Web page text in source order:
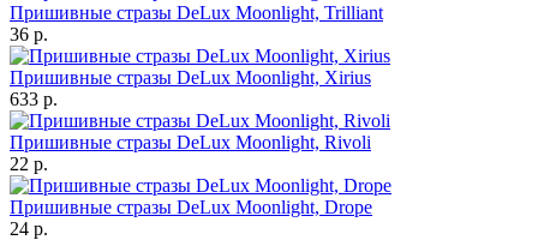
Пришивные стразы DeLux Moonlight, Trilliant
36 р.
Пришивные стразы DeLux Moonlight, Xirius
633 р.
Пришивные стразы DeLux Moonlight, Rivoli
22 р.
Пришивные стразы DeLux Moonlight, Drope
24 р.